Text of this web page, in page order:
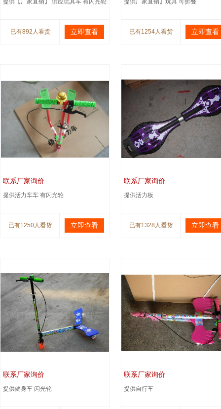
提供【厂家直销】 供应玩具车 有闪光轮
已有892人看货 立即查看
提供厂家直销】玩具 可折叠
已有1254人看货 立即查看
联系厂家询价
提供活力车车 有闪光轮
已有1250人看货 立即查看
联系厂家询价
提供活力板
已有1328人看货 立即查看
联系厂家询价
提供健身车 闪光轮
联系厂家询价
提供自行车